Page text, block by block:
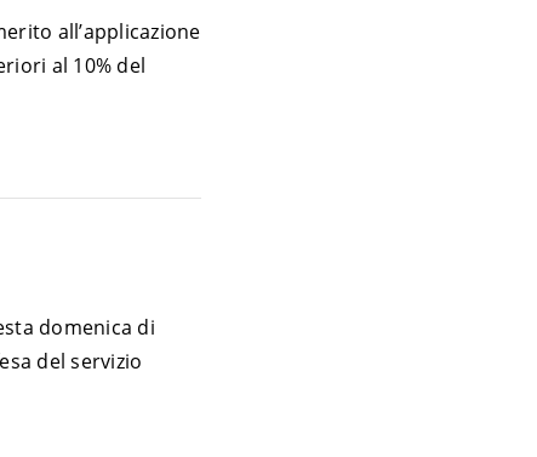
all’applicazione
al 10% del
domenica di
del servizio